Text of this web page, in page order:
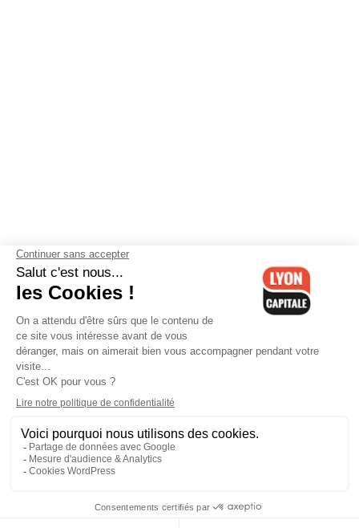
Contactez-nous-Mentions légales-CGV-Politique de
confidentialité-Gestion des cookies
Cedex 06